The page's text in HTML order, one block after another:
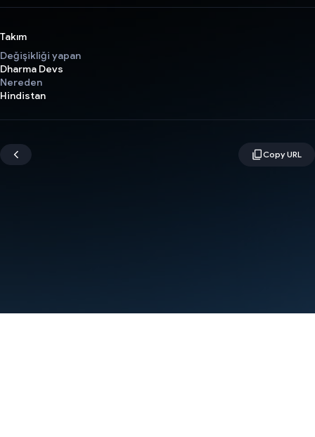
Takım
Değişikliği yapan
Dharma Devs
Nereden
Hindistan